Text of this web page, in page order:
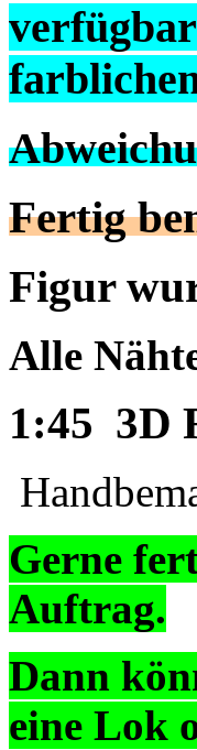
Fertig
Figur
Alle
1:45 3D
Gerne
Auftrag.
Dann
eine Lok